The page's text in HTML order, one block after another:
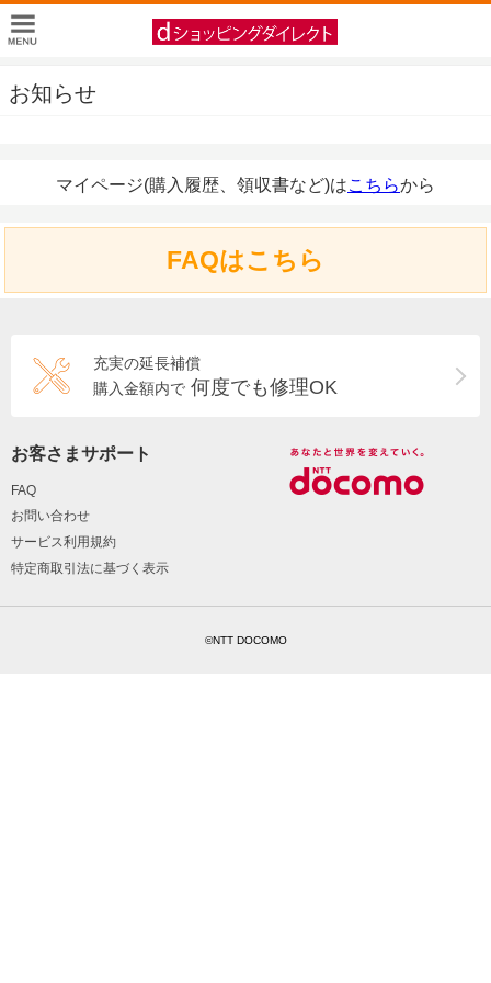
お知らせ
マイページ(購入履歴、領収書など)はこちらから
FAQはこちら
充実の延長補償
購入金額内で 何度でも修理OK
お客さまサポート
FAQ
お問い合わせ
サービス利用規約
特定商取引法に基づく表示
©NTT DOCOMO